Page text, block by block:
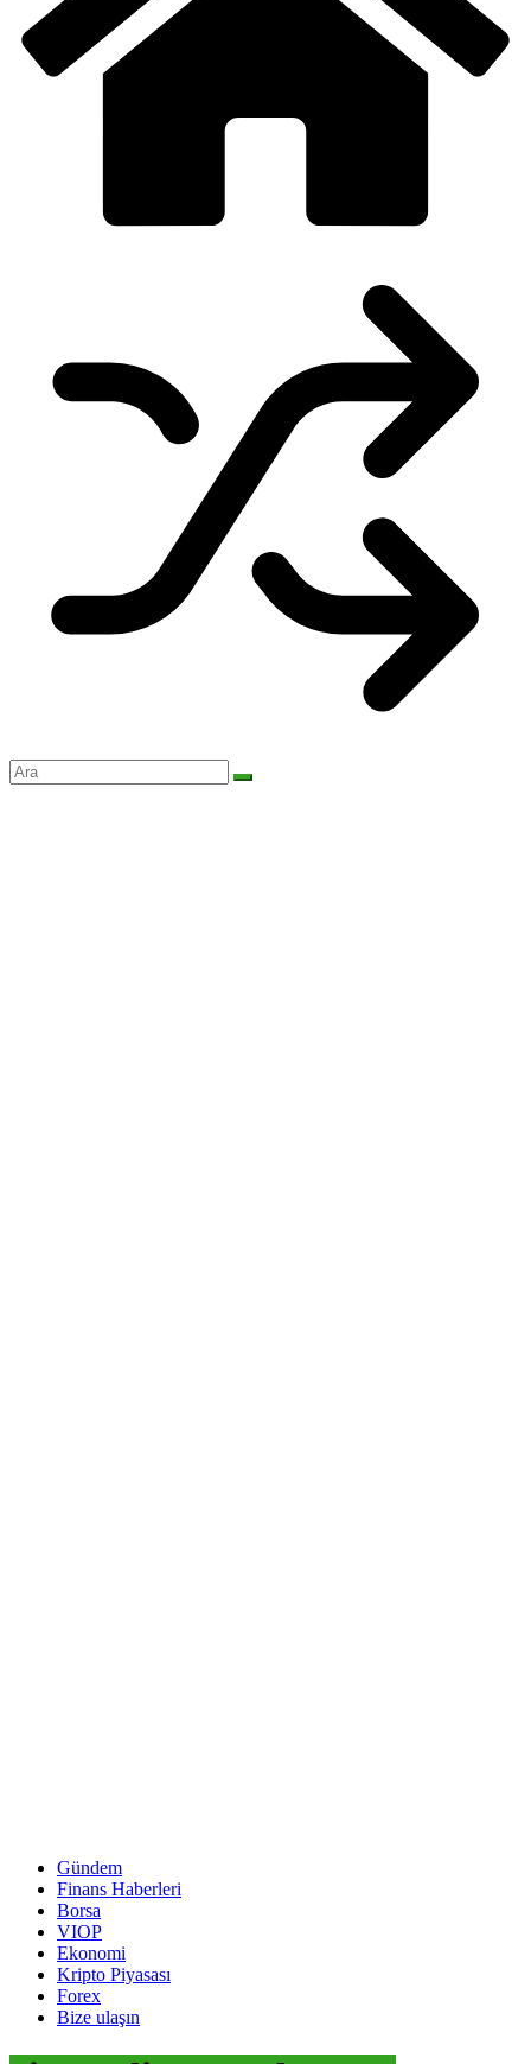
Gündem
Finans Haberleri
Borsa
VIOP
Ekonomi
Kripto Piyasası
Forex
Bize ulaşın